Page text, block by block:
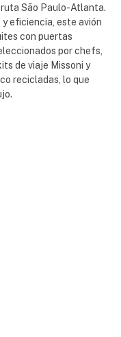
São Paulo-Atlanta.
eficiencia, este avión
con puertas
por chefs,
de viaje Missoni y
recicladas, lo que